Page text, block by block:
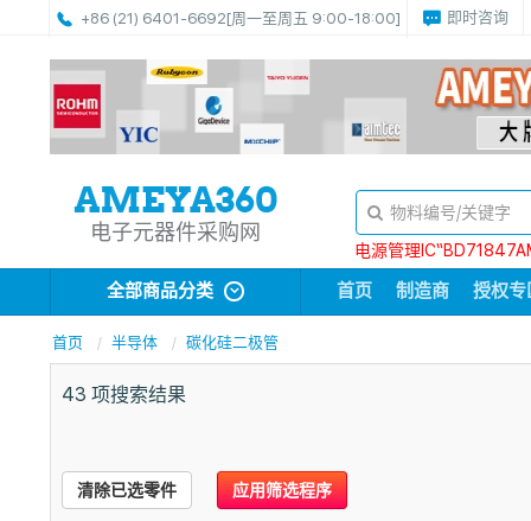
+86 (21) 6401-6692[周一至周五 9:00-18:00] 即时咨询
电子元器件采购网
电源管理
全部商品分类 首页 制造商 授权专
首页 半导体 碳化硅二极管
43 项搜索结果
清除已选零件 应用筛选程序